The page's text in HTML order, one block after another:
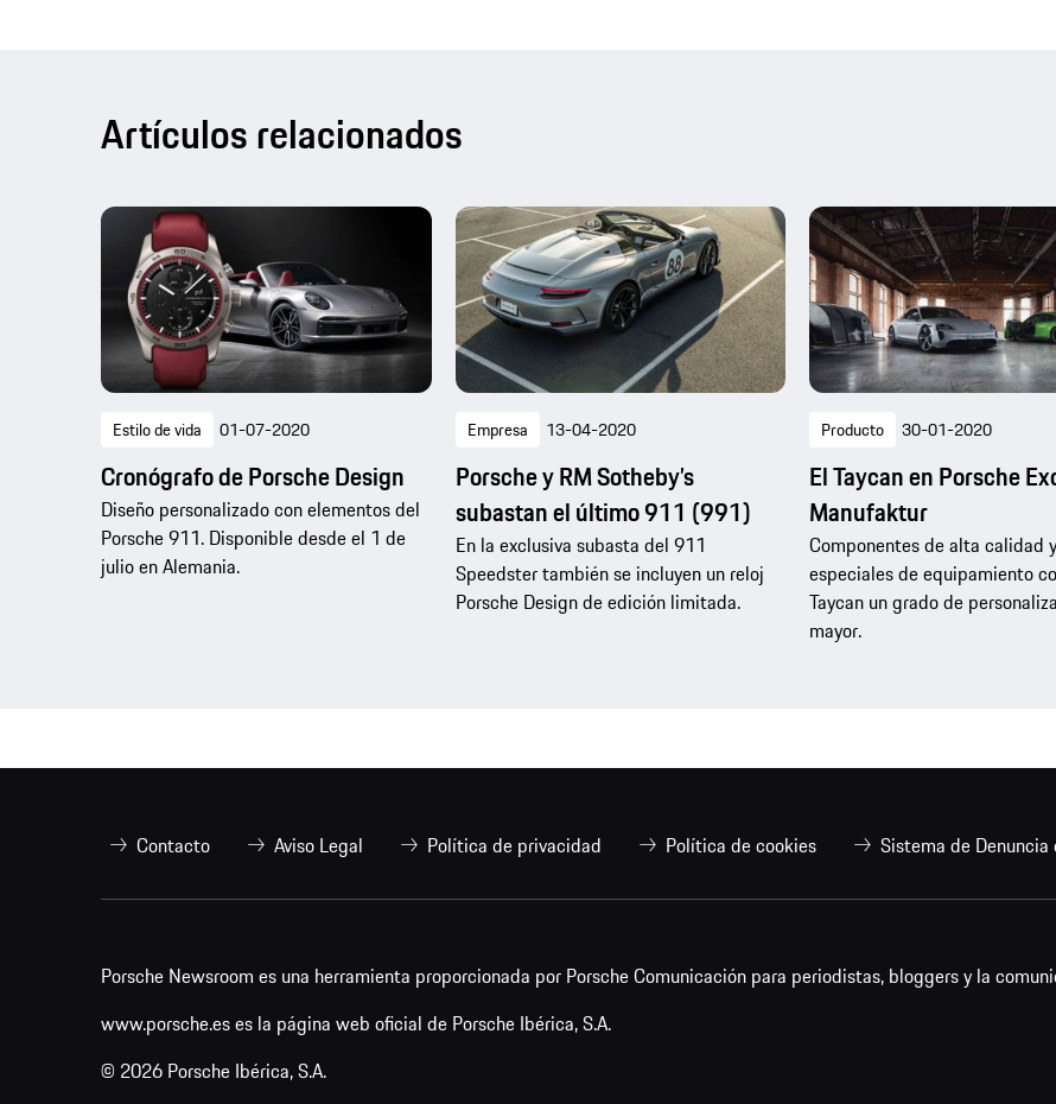
Artículos relacionados
Estilo de vida 01-07-2020
Cronógrafo de Porsche Design
Diseño personalizado con elementos del
Porsche 911. Disponible desde el 1 de
julio en Alemania.
Empresa 13-04-2020
Porsche y RM Sotheby’s
subastan el último 911 (991)
En la exclusiva subasta del 911
Speedster también se incluyen un reloj
Porsche Design de edición limitada.
Producto 30-01-2020
El Taycan en Porsche
Manufaktur
Componentes de alta calidad
especiales de equipamiento
Taycan un grado de
mayor.
Contacto Aviso Legal Política de privacidad Política de cookies Sistema de
Porsche Newsroom es una herramienta proporcionada por Porsche Comunicación para periodistas, bloggers y la
www.porsche.es es la página web oficial de Porsche Ibérica, S.A.
© 2026 Porsche Ibérica, S.A.